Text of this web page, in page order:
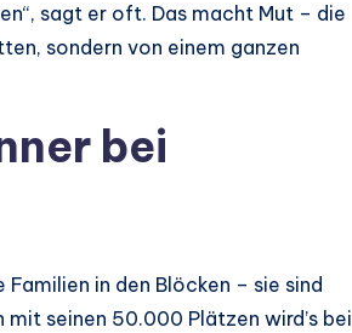
sagt er oft. Das macht Mut – die
sondern von einem ganzen
bei
Familien in den Blöcken – sie sind
seinen 50.000 Plätzen wird’s bei